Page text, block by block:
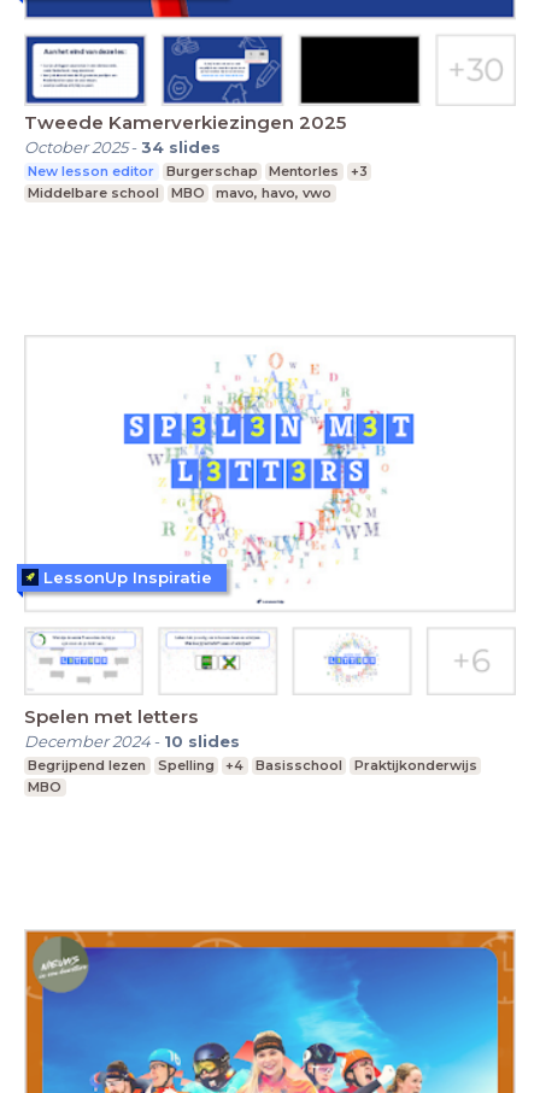
Tweede Kamerverkiezingen 2025
October 2025-34 slides
New lesson editor Burgerschap Mentorles
+3
Middelbare school
MBO mavo, havo, vwo
Spelen met letters
December 2024- 10 slides
Begrijpend lezen Spelling +4 Basisschool
Praktijkonderwijs
MBO
LessonUp Inspiratie